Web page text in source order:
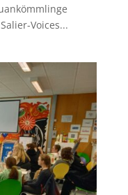
Voices...